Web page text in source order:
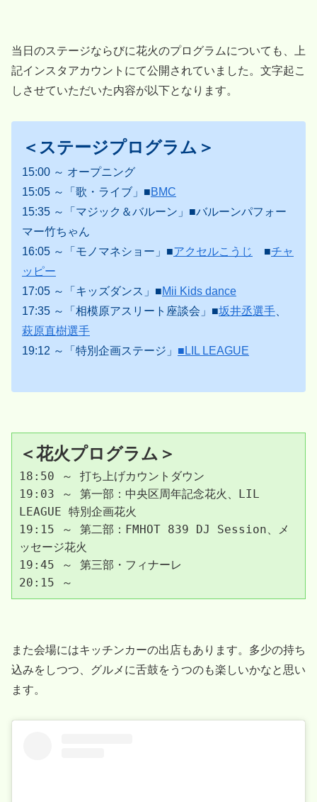
当日のステージならびに花火のプログラムについても、上
記インスタアカウントにて公開されていました。文字起こ
しさせていただいた内容が以下となります。
＜ステージプログラム＞
15:00 ～ オープニング
15:05 ～「歌・ライブ」■BMC
15:35 ～「マジック＆バルーン」■バルーンパフォー
マー竹ちゃん
16:05 ～「モノマネショー」■アクセルこうじ ■チャ
ッピー
17:05 ～「キッズダンス」■Mii Kids dance
17:35 ～「相模原アスリート座談会」■坂井丞選手
萩原直樹選手
19:12 ～「特別企画ステージ」 ■LIL LEAGUE
＜花火プログラム＞
18:50 ～ 打ち上げカウントダウン
19:03 ～ 第一部：中央区周年記念花火、LIL
LEAGUE 特別企画花火
19:15 ～ 第二部：FMHOT 839 DJ Session、メ
ッセージ花火
19:45 ～ 第三部・フィナーレ
20:15 ～
また会場にはキッチンカーの出店もあります。多少の持ち
込みをしつつ、グルメに舌鼓をうつのも楽しいかなと思い
ます。